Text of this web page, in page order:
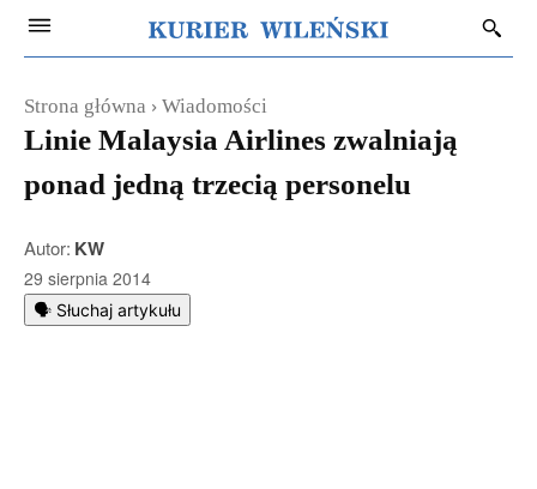
Strona główna Wiadomości
Linie Malaysia Airlines zwalniają
ponad jedną trzecią personelu
Autor: KW
29 sierpnia 2014
🗣️ Słuchaj artykułu